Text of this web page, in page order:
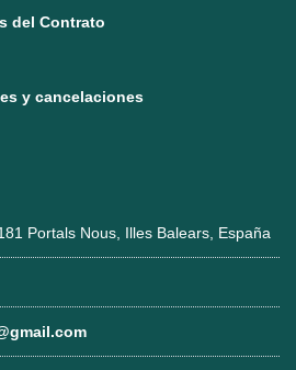
del Contrato
y cancelaciones
Portals Nous, Illes Balears, España